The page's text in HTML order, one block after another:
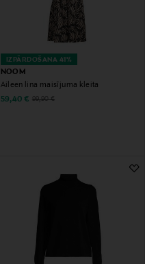
IZPĀRDOŠANA 41%
NOOM
Aileen lina maisījuma kleita
Discounted Price
59,40 € Original Price
99,90 €